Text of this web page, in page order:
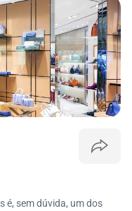
é, sem dúvida, um dos